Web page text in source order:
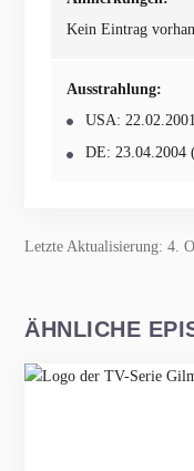
Kein Eintrag
Ausstrahlung:
USA:
DE: 23.04.2004
Letzte Aktualisierung: 4.
ÄHNLICHE